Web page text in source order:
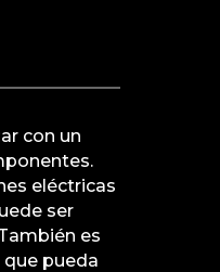
con un
eléctricas
ser
es
pueda